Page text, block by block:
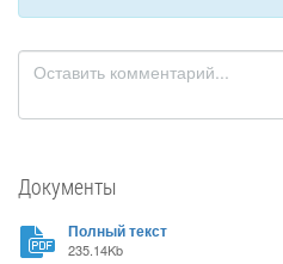
Документы
Полный текст
235.14Kb